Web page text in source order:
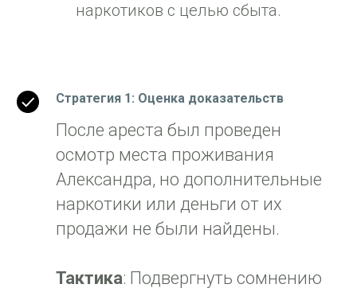
наркотиков с целью сбыта.
Стратегия 1: Оценка доказательств
После ареста был проведен
осмотр места проживания
Александра, но дополнительные
наркотики или деньги от их
продажи не были найдены.
Тактика: Подвергнуть сомнению